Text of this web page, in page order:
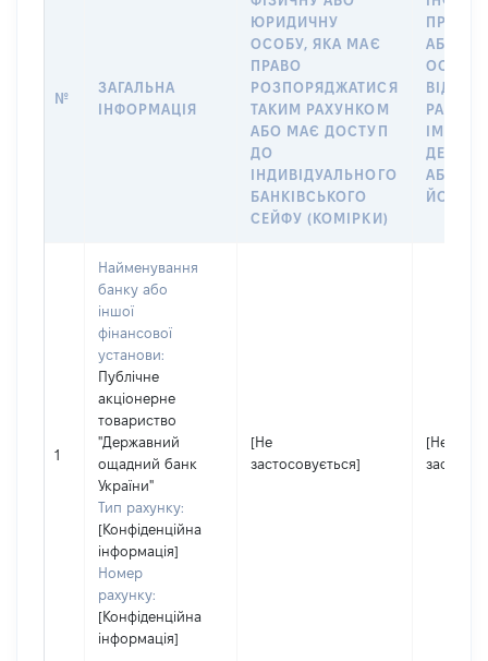
№
ЗАГАЛЬНА
ІНФОРМАЦІЯ
ЮРИДИЧНУ
ОСОБУ, ЯКА МАЄ
ПРАВО
РОЗПОРЯДЖАТИСЯ
ТАКИМ РАХУНКОМ
АБО МАЄ ДОСТУП
ДО
ІНДИВІДУАЛЬНОГО
БАНКІВСЬКОГО
СЕЙФУ (КОМІРКИ)
ПРО
АБО
ОСОБУ,
ІМ’Я
АБО
ЙОГО
1
Найменування
банку або
іншої
фінансової
установи:
Публічне
акціонерне
товариство
"Державний
ощадний банк
України"
Тип рахунку:
[Конфіденційна
інформація]
Номер
рахунку:
[Конфіденційна
інформація]
[Не
застосовується]
[Не